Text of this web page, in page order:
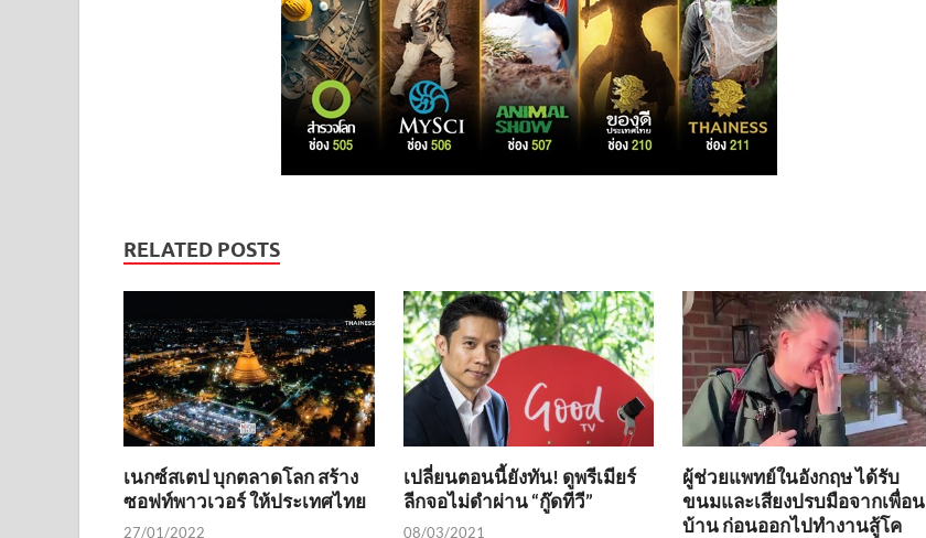
RELATED POSTS
เนกซ์สเตป บุกตลาดโลก สร้าง
ซอฟท์พาวเวอร์ ให้ประเทศไทย
27/01/2022
เปลี่ยนตอนนี้ยังทัน! ดูพรีเมียร์
ลีกจอไม่ดำผ่าน “กู๊ดทีวี”
08/03/2021
ผู้ช่วยแพทย์ในอังกฤษ ได้รับ
ขนมและเสียงปรบมือจากเพื่อน
บ้าน ก่อนออกไปทำงานสู้โค